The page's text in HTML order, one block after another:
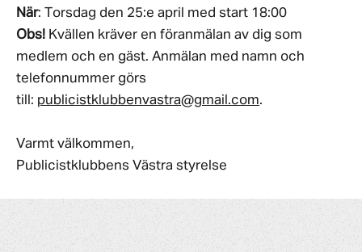
När: Torsdag den 25:e april med start 18:00
Obs! Kvällen kräver en föranmälan av dig som
medlem och en gäst. Anmälan med namn och
telefonnummer görs
till: publicistklubbenvastra@gmail.com.
Varmt välkommen,
Publicistklubbens Västra styrelse